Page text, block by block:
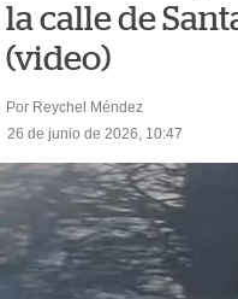
la calle de
(video)
Por Reychel Méndez
26 de junio de 2026, 10:47